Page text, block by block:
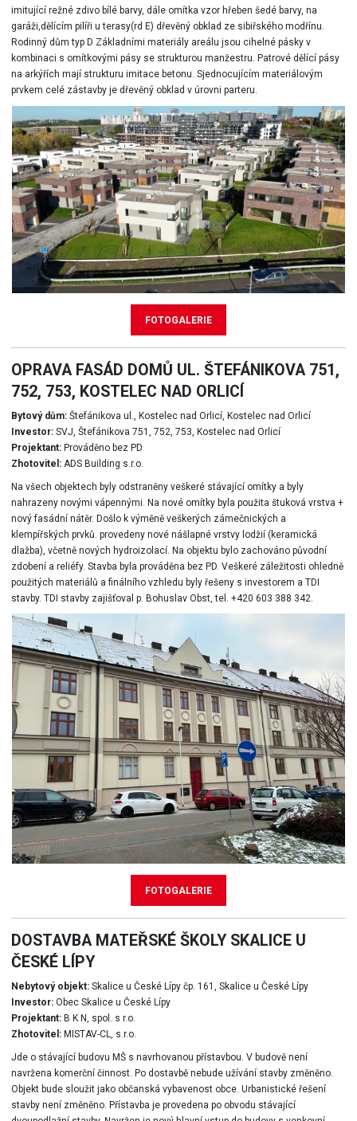
FOTOGALERIE
imitující režné zdivo bílé barvy, dále omítka vzor hřeben šedé barvy, na
garáži,dělícím pilíři u terasy(rd E) dřevěný obklad ze sibiřského modřínu.
Rodinný dům typ D Základními materiály areálu jsou cihelné pásky v
kombinaci s omítkovými pásy se strukturou manžestru. Patrové dělící pásy
na arkýřích mají strukturu imitace betonu. Sjednocujícím materiálovým
prvkem celé zástavby je dřevěný obklad v úrovni parteru.
FOTOGALERIE
OPRAVA FASÁD DOMŮ UL. ŠTEFÁNIKOVA 751,
752, 753, KOSTELEC NAD ORLICÍ
Bytový dům:Štefánikova ul., Kostelec nad Orlicí, Kostelec nad Orlicí
Investor:SVJ, Štefánikova 751, 752, 753, Kostelec nad Orlicí
Projektant:Prováděno bez PD
Zhotovitel:ADS Building s.r.o.
Na všech objektech byly odstraněny veškeré stávající omítky a byly
nahrazeny novými vápennými. Na nové omítky byla použita štuková vrstva +
nový fasádní nátěr. Došlo k výměně veškerých zámečnických a
klempířských prvků. provedeny nové nášlapné vrstvy lodžií (keramická
dlažba), včetně nových hydroizolací. Na objektu bylo zachováno původní
zdobení a reliéfy. Stavba byla prováděna bez PD. Veškeré záležitosti ohledně
použitých materiálů a finálního vzhledu byly řešeny s investorem a TDI
stavby. TDI stavby zajišťoval p. Bohuslav Obst, tel. +420 603 388 342.
DOSTAVBA MATEŘSKÉ ŠKOLY SKALICE U
ČESKÉ LÍPY
Nebytový objekt:Skalice u České Lípy čp. 161, Skalice u České Lípy
Investor:Obec Skalice u České Lípy
Projektant:B K N, spol. s r.o.
Zhotovitel:MISTAV-CL, s.r.o.
Jde o stávající budovu MŠ s navrhovanou přístavbou. V budově není
navržena komerční činnost. Po dostavbě nebude užívání stavby změněno.
Objekt bude sloužit jako občanská vybavenost obce. Urbanistické řešení
stavby není změněno. Přístavba je provedena po obvodu stávající